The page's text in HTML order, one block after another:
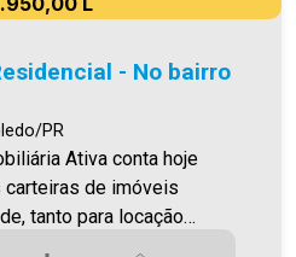
- No bairro
PR
carteiras de imóveis
tanto para locação